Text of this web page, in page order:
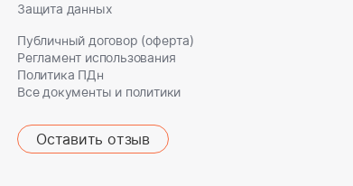
Защита данных
Публичный договор (оферта)
Регламент использования
Политика ПДн
Все документы и политики
Оставить отзыв